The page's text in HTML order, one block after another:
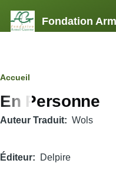
Fondation
Fil
d'Ariane
Accueil
En Personne
Auteur Traduit Wols
Éditeur Delpire